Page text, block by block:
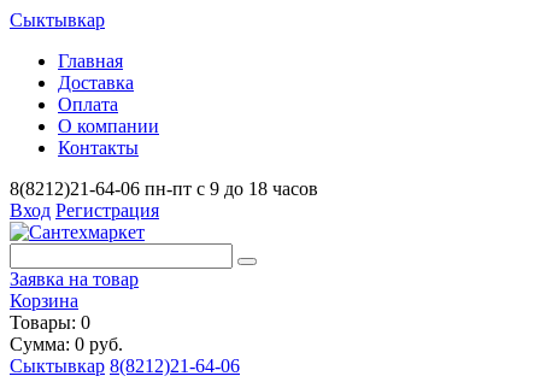
Сыктывкар
Главная
Доставка
Оплата
О компании
Контакты
8(8212)21-64-06 пн-пт с 9 до 18 часов
Вход Регистрация
Заявка на товар
Корзина
Товары: 0
Сумма: 0 руб.
Сыктывкар 8(8212)21-64-06